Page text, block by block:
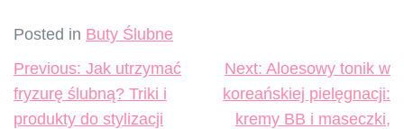
Posted in Buty Ślubne
Nawigacja
wpisu
Previous: Jak utrzymać
fryzurę ślubną? Triki i
produkty do stylizacji
Next: Aloesowy tonik w
koreańskiej pielęgnacji:
kremy BB i maseczki,